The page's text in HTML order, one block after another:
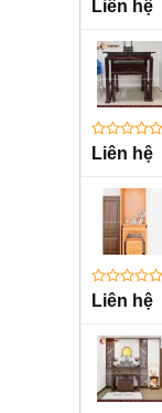
xếp
0
5
sao
Liên hệ
Được
xếp
sao
Liên hệ
Được
xếp
0
sao
Liên hệ